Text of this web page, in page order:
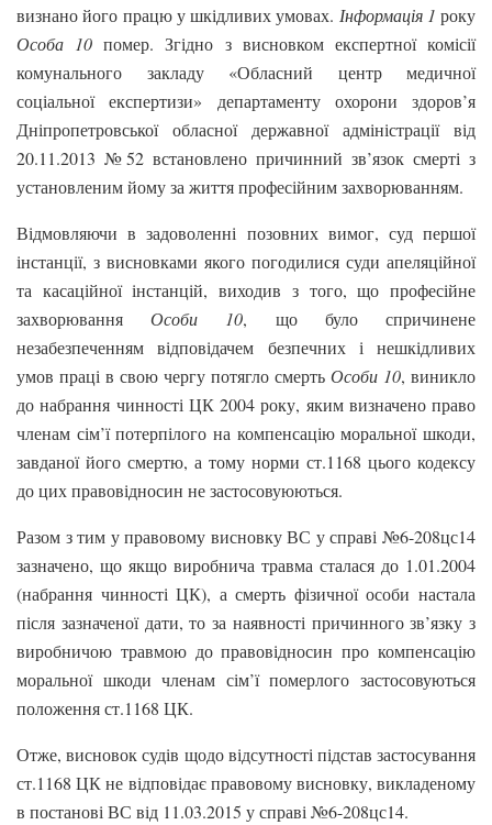
визнано його працю у шкідливих умовах. Інформація 1 року
Особа 10помер. Згідно з висновком експертної комісії
комунального закладу «Обласний центр медичної
соціальної експертизи» департаменту охорони здоров’я
Дніпропетровської обласної державної адміністрації від
20.11.2013 №52 встановлено причинний зв’язок смерті з
установленим йому за життя професійним захворюванням.
Відмовляючи в задоволенні позовних вимог, суд першої
інстанції, з висновками якого погодилися суди апеляційної
та касаційної інстанцій, виходив з того, що професійне
захворюванняОсоби 10, що було спричинене
незабезпеченням відповідачем безпечних і нешкідливих
умов праці в свою чергу потягло смерть Особи 10, виникло
до набрання чинності ЦК 2004 року, яким визначено право
членам сім’ї потерпілого на компенсацію моральної шкоди,
завданої його смертю, а тому норми ст.1168 цього кодексу
до цих правовідносин не застосовуюються.
Разом з тим у правовому висновку ВС у справі №6-208цс14
зазначено, що якщо виробнича травма сталася до 1.01.2004
(набрання чинності ЦК), а смерть фізичної особи настала
після зазначеної дати, то за наявності причинного зв’язку з
виробничою травмою до правовідносин про компенсацію
моральної шкоди членам сім’ї померлого застосовуються
положення ст.1168 ЦК.
Отже, висновок судів щодо відсутності підстав застосування
ст.1168 ЦК не відповідає правовому висновку, викладеному
в постанові ВС від 11.03.2015 у справі №6-208цс14.